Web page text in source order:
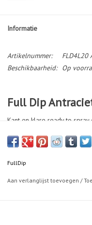
Informatie
Artikelnummer:
FLD4L20
Beschikbaarheid:
Op
Full Dip
Kant en klare ready to spray
Grote dekkingskracht en
doeleinden.
FullDip
Aan verlanglijst toevoegen /